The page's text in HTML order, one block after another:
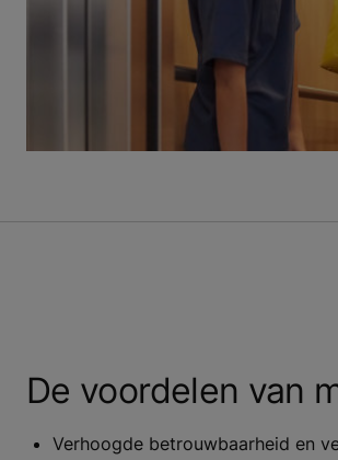
De voordelen van
Verhoogde betrouwbaarheid en